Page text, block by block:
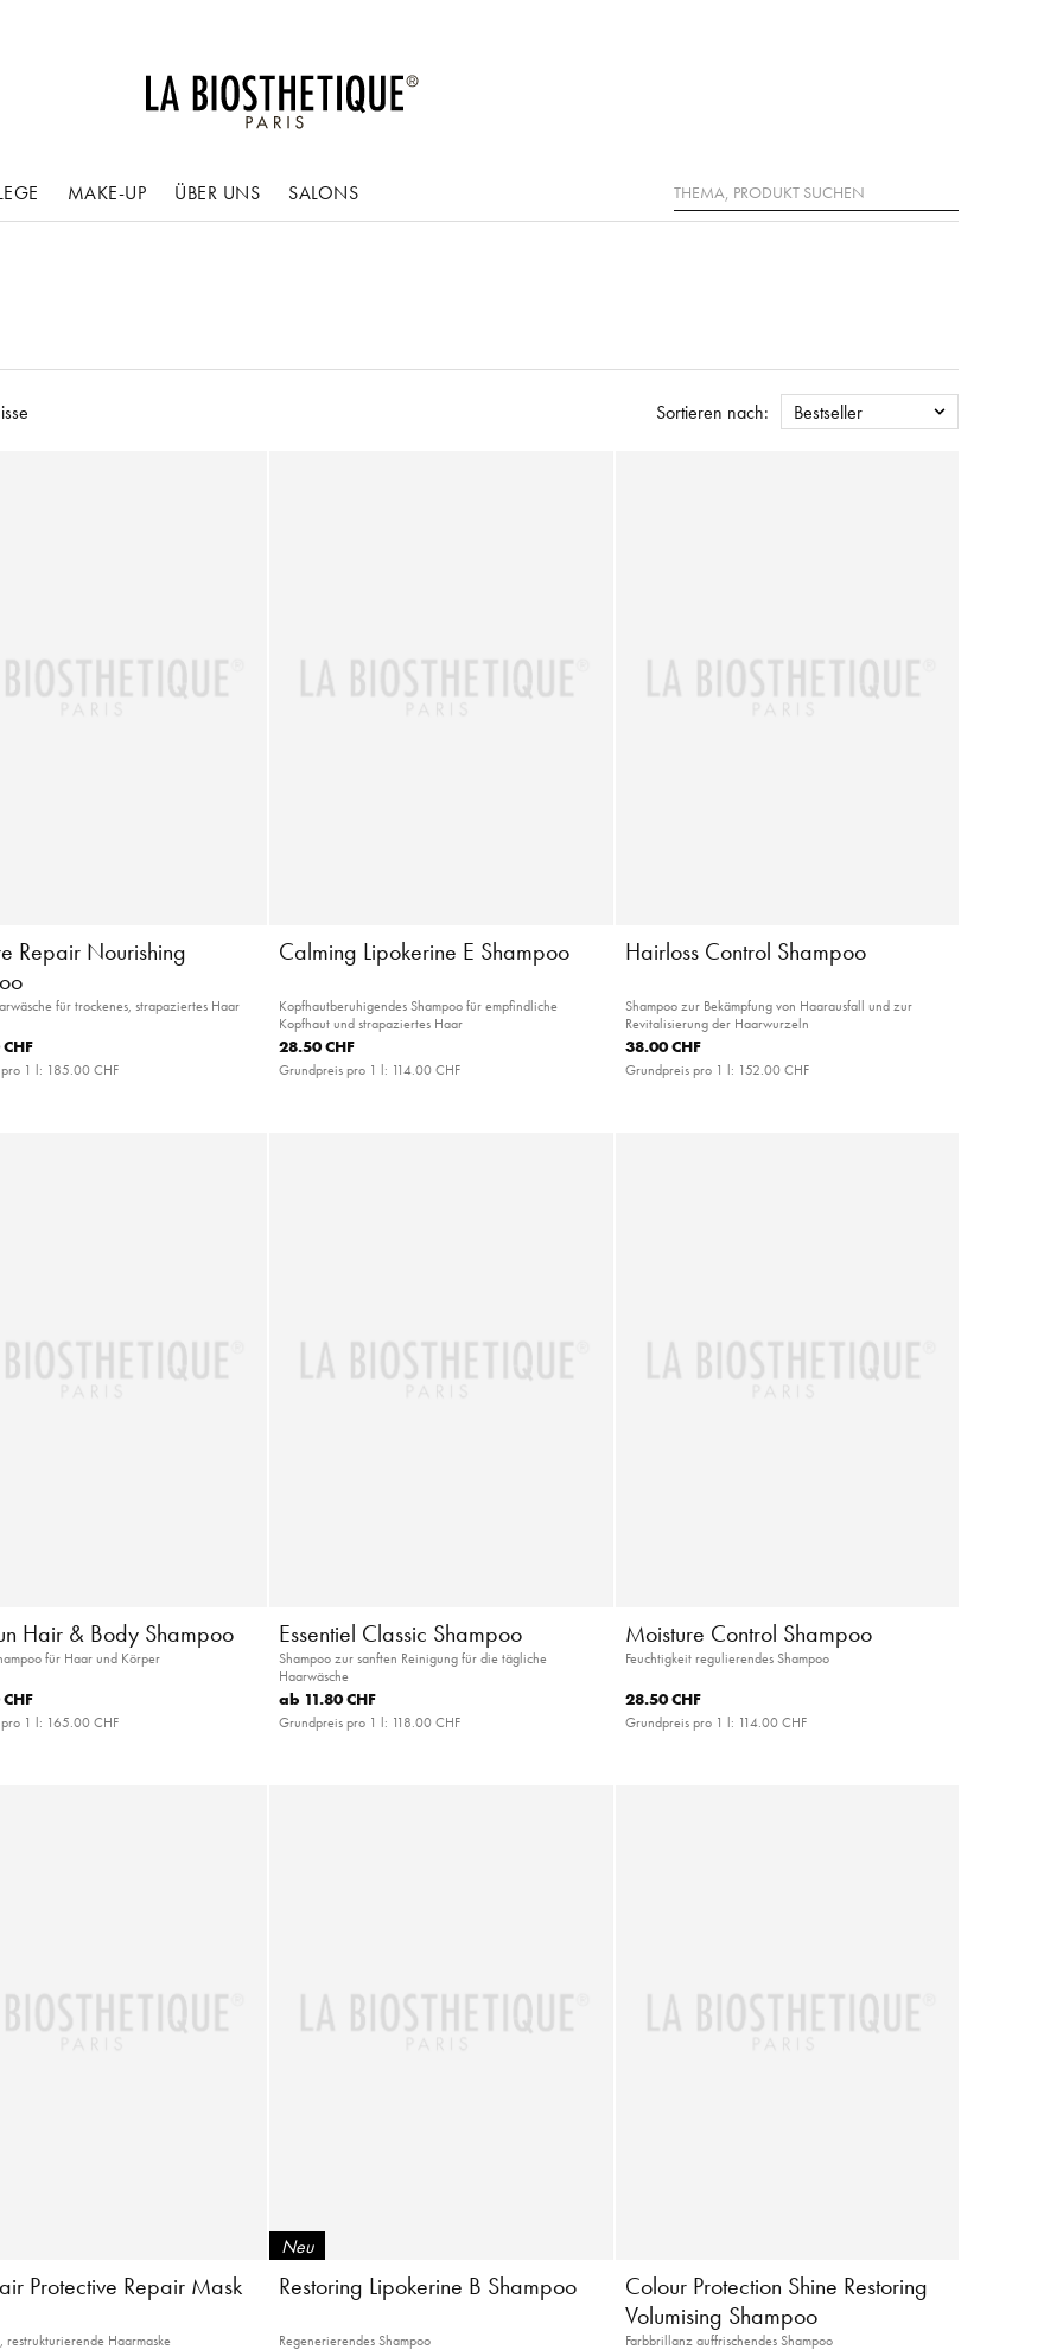
MAKE-UP ÜBER UNS SALONS Suche
Sortieren nach: Bestseller
Repair Nourishing
für trockenes, strapaziertes Haar
1 l: 185.00 CHF
Calming Lipokerine E Shampoo
Kopfhautberuhigendes Shampoo für empfindliche
Kopfhaut und strapaziertes Haar
28.50 CHF
Grundpreis pro 1 l: 114.00 CHF
Hairloss Control Shampoo
Shampoo zur Bekämpfung von Haarausfall und zur
Revitalisierung der Haarwurzeln
38.00 CHF
Grundpreis pro 1 l: 152.00 CHF
Hair & Body Shampoo
für Haar und Körper
1 l: 165.00 CHF
Essentiel Classic Shampoo
Shampoo zur sanften Reinigung für die tägliche
Haarwäsche
ab 11.80 CHF
Grundpreis pro 1 l: 118.00 CHF
Moisture Control Shampoo
Feuchtigkeit regulierendes Shampoo
28.50 CHF
Grundpreis pro 1 l: 114.00 CHF
Protective Repair Mask
restrukturierende Haarmaske
Neu
Restoring Lipokerine B Shampoo
Regenerierendes Shampoo
Colour Protection Shine Restoring
Volumising Shampoo
Farbbrillanz auffrischendes Shampoo